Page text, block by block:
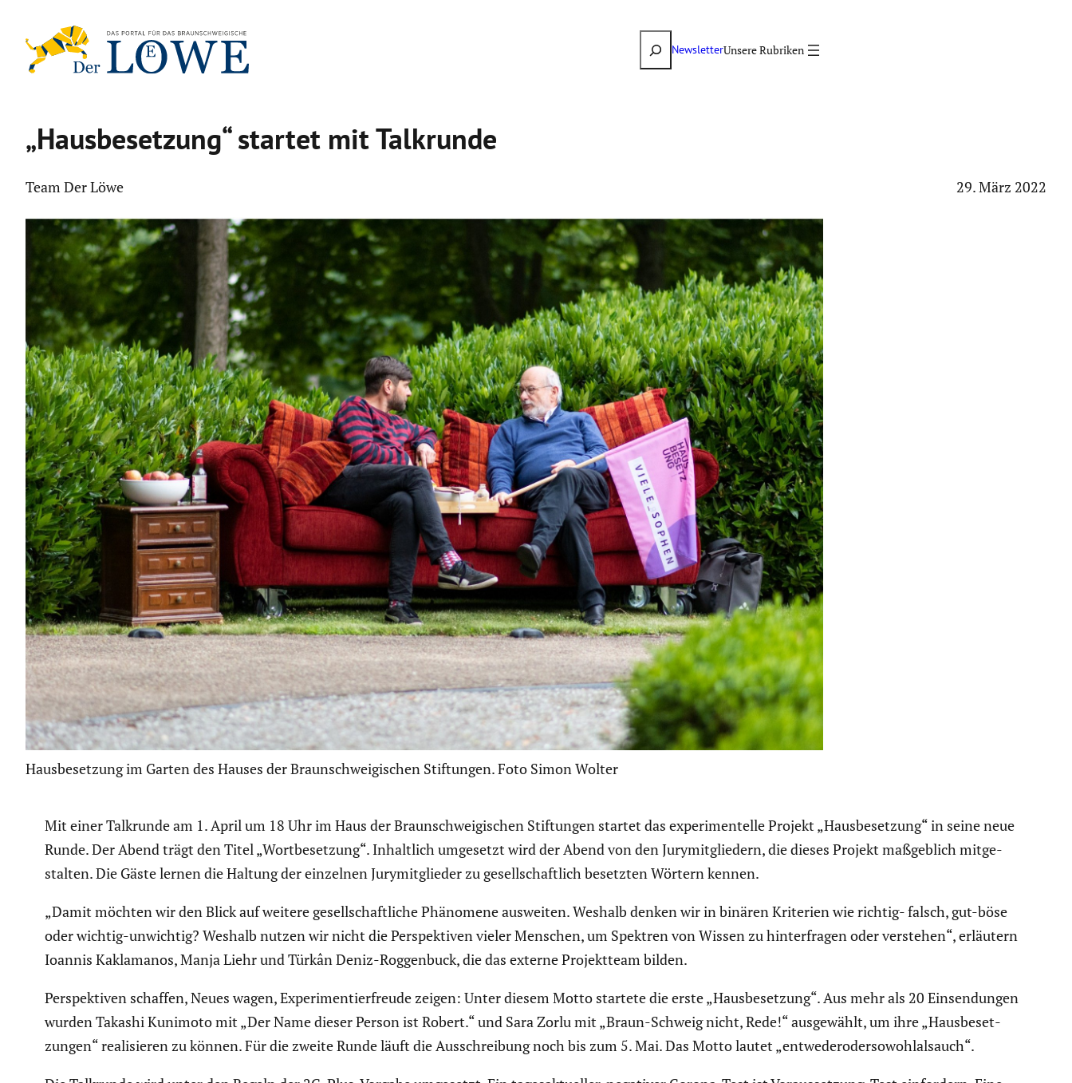
Inhalt
springen
SuchenNewsletter
„Hausbe­set­zung“ startet mit Talkrunde
Team Der Löwe 29. März 2022
Hausbesetzung im Garten des Hauses der Braunschweigischen Stiftungen. Foto Simon Wolter
Mit einer Talkrunde am 1. April um 18 Uhr im Haus der Braun­schwei­gi­schen Stiftungen startet das experi­men­telle Projekt „Hausbe­set­zung“ in seine neue
Runde. Der Abend trägt den Titel „Wortbe­set­zung“. Inhalt­lich umgesetzt wird der Abend von den Jurymit­glie­dern, die dieses Projekt maßgeb­lich mitge­
stalten. Die Gäste lernen die Haltung der einzelnen Jurymit­glieder zu gesell­schaft­lich besetzten Wörtern kennen.
„Damit möchten wir den Blick auf weitere gesell­schaft­liche Phänomene ausweiten. Weshalb denken wir in binären Kriterien wie richtig- falsch, gut-böse
oder wichtig-unwichtig? Weshalb nutzen wir nicht die Perspek­tiven vieler Menschen, um Spektren von Wissen zu hinter­fragen oder verstehen“, erläutern
Ioannis Kakla­manos, Manja Liehr und Türkân Deniz-Roggen­buck, die das externe Projekt­team bilden.
Perspek­tiven schaffen, Neues wagen, Experi­men­tier­freude zeigen: Unter diesem Motto startete die erste „Hausbe­set­zung“. Aus mehr als 20 Einsen­dungen
wurden Takashi Kunimoto mit „Der Name dieser Person ist Robert.“ und Sara Zorlu mit „Braun-Schweig nicht, Rede!“ ausge­wählt, um ihre „Hausbe­set­
zungen“ reali­sieren zu können. Für die zweite Runde läuft die Ausschrei­bung noch bis zum 5. Mai. Das Motto lautet „entwe­deroder­so­wohl­al­sauch“.